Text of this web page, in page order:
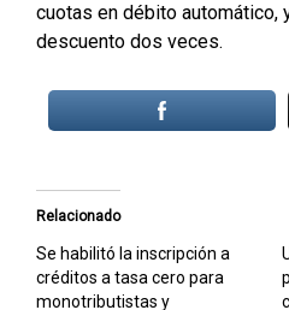
cuotas en débito automático,
descuento dos veces.
Relacionado
Se habilitó la inscripción a
créditos a tasa cero para
monotributistas y